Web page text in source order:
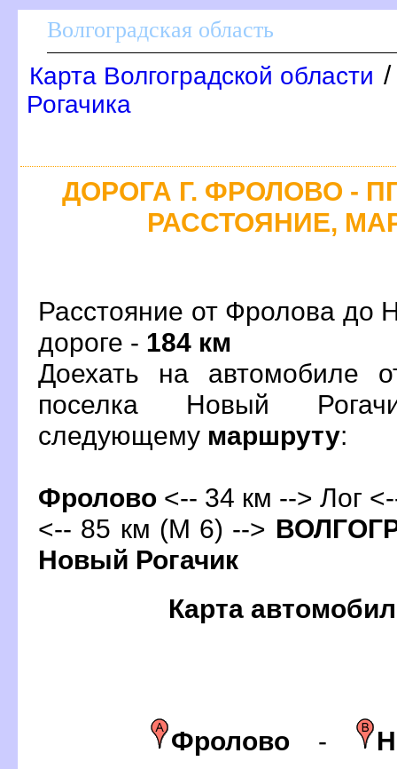
олгоградская область
Карта Волгоградской области /
Рогачика
ДОРОГА Г. ФРОЛОВО -
РАССТОЯНИЕ,
Расстояние от Фролова до
дороге - 184 км
Доехать на автомобиле
поселка Новый
следующему маршруту:
Фролово <-- 34 км --> Лог
<-- 85 км (М 6) -->
Новый Рогачик
Карта
Фролово -